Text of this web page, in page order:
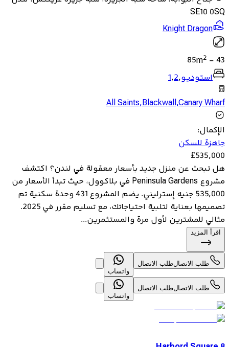
SE10 0SQ
Knight Dragon
43
-
85m2
استوديو,
1,2
All Saints,Blackwall,Canary Wharf
الإكمال:
جاهزة للسكن
£535,000
هل تبحث عن منزل جديد بأسعار معقولة في لندن؟ اكتشف
مشروع Peninsula Gardens في بلاكوول، حيث تبدأ الأسعار من
535,000 جنيه إسترليني. يضم المشروع 431 وحدة سكنية تم
تصميمها بعناية لتلبية احتياجاتك، مع تسليم مقرر في 2025.
مثالي للمشترين لأول مرة والمستثمرين...
اقرأ المزيد
طلب الاتصالطلب الاتصال
واتساب
طلب الاتصالطلب الاتصال
واتساب